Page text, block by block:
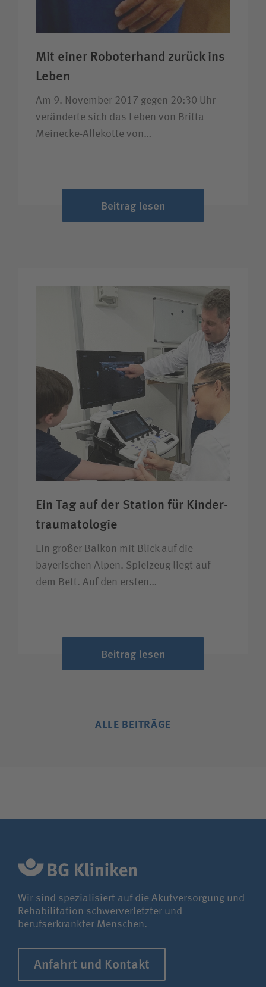
Mit einer Roboter­hand zurück ins
Leben
Am 9. November 2017 gegen 20:30 Uhr
veränderte sich das Leben von Britta
Meinecke-Allekotte von…
Beitrag lesen
Ein Tag auf der Station für Kinder­
trauma­tologie
Ein großer Balkon mit Blick auf die
bayerischen Alpen. Spielzeug liegt auf
dem Bett. Auf den ersten…
Beitrag lesen
ALLE BEITRÄGE
Wir sind spezialisiert auf die Akutversorgung und
Rehabilitation schwerverletzter und
berufserkrankter Menschen.
Anfahrt und Kontakt